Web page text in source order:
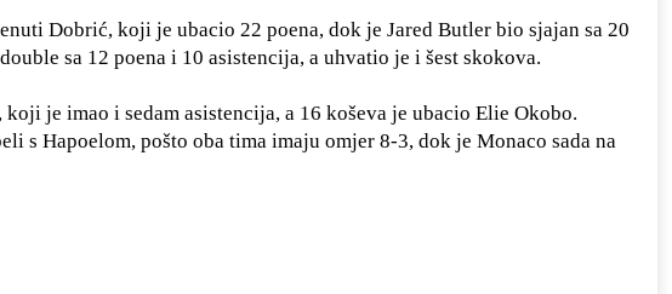
Dobrić, koji je ubacio 22 poena, dok je Jared Butler bio sjajan sa 20
sa 12 poena i 10 asistencija, a uhvatio je i šest skokova.
je imao i sedam asistencija, a 16 koševa je ubacio Elie Okobo.
s Hapoelom, pošto oba tima imaju omjer 8-3, dok je Monaco sada na